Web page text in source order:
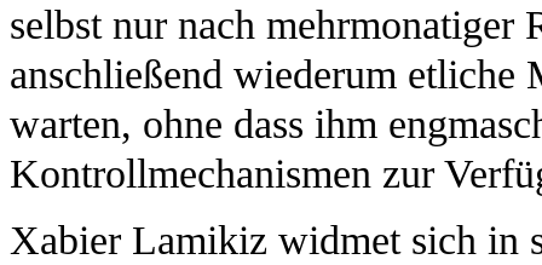
selbst nur nach mehrmonatiger
anschließend wiederum etliche
warten, ohne dass ihm
Kontrollmechanismen zur
Xabier Lamikiz widmet sich in